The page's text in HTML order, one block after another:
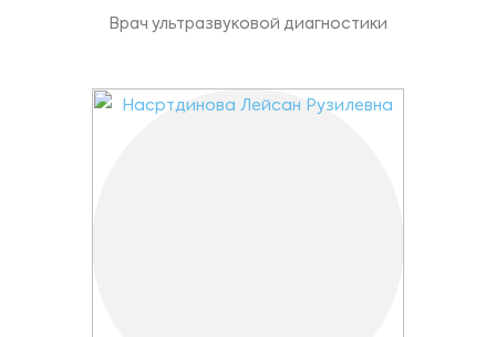
Врач ультразвуковой диагностики